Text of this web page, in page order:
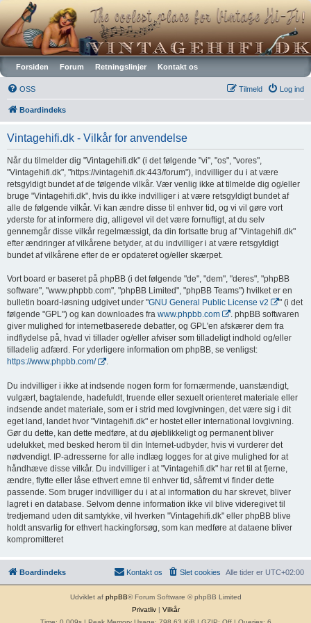
Vintagehifi.dk
Forsiden Forum Retningslinjer Kontakt os
OSS Log ind
Tilmeld
Boardindeks
Vintagehifi.dk - Vilkår for anvendelse
Når du tilmelder dig "Vintagehifi.dk" (i det følgende "vi", "os", "vores",
"Vintagehifi.dk", "https://vintagehifi.dk:443/forum"), indvilliger du i at være
retsgyldigt bundet af de følgende vilkår. Vær venlig ikke at tilmelde dig og/eller
bruge "Vintagehifi.dk", hvis du ikke indvilliger i at være retsgyldigt bundet af
alle de følgende vilkår. Vi kan ændre disse til enhver tid, og vi vil gøre vort
yderste for at informere dig, alligevel vil det være fornuftigt, at du selv
gennemgår disse vilkår regelmæssigt, da din fortsatte brug af "Vintagehifi.dk"
efter ændringer af vilkårene betyder, at du indvilliger i at være retsgyldigt
bundet af vilkårene efter de er opdateret og/eller skærpet.
Vort board er baseret på phpBB (i det følgende "de", "dem", "deres", "phpBB
software", "www.phpbb.com", "phpBB Limited", "phpBB Teams") hvilket er en
bulletin board-løsning udgivet under "GNU General Public License v2
" (i det
følgende "GPL") og kan downloades fra www.phpbb.com
. phpBB softwaren
giver mulighed for internetbaserede debatter, og GPL'en afskærer dem fra
indflydelse på, hvad vi tillader og/eller afviser som tilladeligt indhold og/eller
tilladelig adfærd. For yderligere information om phpBB, se venligst:
https://www.phpbb.com/
.
Du indvilliger i ikke at indsende nogen form for fornærmende, uanstændigt,
vulgært, bagtalende, hadefuldt, truende eller sexuelt orienteret materiale eller
indsende andet materiale, som er i strid med lovgivningen, det være sig i dit
eget land, landet hvor "Vintagehifi.dk" er hostet eller international lovgivning.
Gør du dette, kan dette medføre, at du øjeblikkeligt og permanent bliver
udelukket, med besked herom til din Internet-udbyder, hvis vi vurderer det
nødvendigt. IP-adresserne for alle indlæg logges for at give mulighed for at
håndhæve disse vilkår. Du indvilliger i at "Vintagehifi.dk" har ret til at fjerne,
ændre, flytte eller låse ethvert emne til enhver tid, såfremt vi finder dette
passende. Som bruger indvilliger du i at al information du har skrevet, bliver
lagret i en database. Selvom denne information ikke vil blive videregivet til
tredjemand uden dit samtykke, vil hverken "Vintagehifi.dk" eller phpBB blive
holdt ansvarlig for ethvert hackingforsøg, som kan medføre at dataene bliver
kompromitteret
Boardindeks Alle tider er UTC+02:00
Slet cookies
Kontakt os
Udviklet af phpBB® Forum Software © phpBB Limited
Privatliv| Vilkår